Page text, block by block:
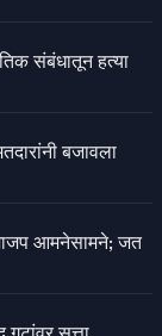
संबंधातून हत्या
बजावला
भाजप आमनेसामने; जत